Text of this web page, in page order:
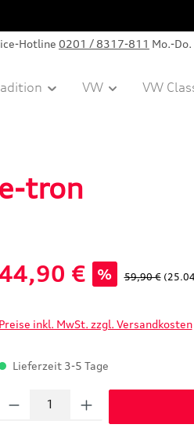
Hotline 0201 / 8317-811 Mo.-
VW VW
tron
Verkaufspreis: € % Regulärer
59,90 €
Preise inkl. MwSt. zzgl. Versandkosten
Lieferzeit 3-5 Tage
Produkt Anzahl: Gib den